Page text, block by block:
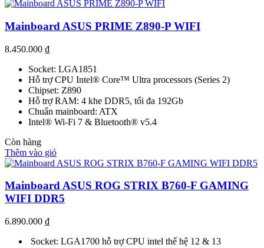
Mainboard ASUS PRIME Z890-P WIFI
8.450.000 ₫
Socket: LGA1851
Hỗ trợ CPU Intel® Core™ Ultra processors (Series 2)
Chipset: Z890
Hỗ trợ RAM: 4 khe DDR5, tối đa 192Gb
Chuẩn mainboard: ATX
Intel® Wi-Fi 7 & Bluetooth® v5.4
Còn hàng
Thêm vào giỏ
Mainboard ASUS ROG STRIX B760-F GAMING
WIFI DDR5
6.890.000 ₫
Socket: LGA1700 hỗ trợ CPU intel thế hệ 12 & 13